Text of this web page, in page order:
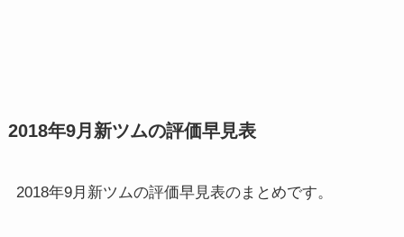
2018年9月新ツムの評価早見表
2018年9月新ツムの評価早見表のまとめです。